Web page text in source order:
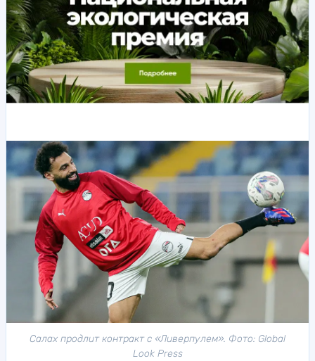
Салах продлит контракт с «Ливерпулем». Фото: Global
Look Press